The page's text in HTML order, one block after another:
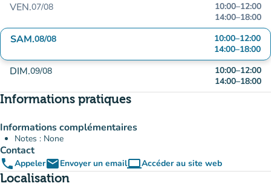
VEN.07/08 10:00–12:00
14:00–18:00
SAM.08/08 10:00–12:00
14:00–18:00
DIM.09/08 10:00–12:00
14:00–18:00
Informations pratiques
Informations complémentaires
Notes : None
Contact
phoneAppeleremailEnvoyer un emailcomputerAccéder au site web
(nouvel onglet)
Localisation